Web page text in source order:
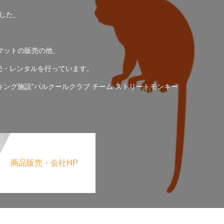
た、
トの販売の他、
レンタルを行っています。
グ施設"パルクールクラブ チーム ストリートモンキー
商品販売・会社HP